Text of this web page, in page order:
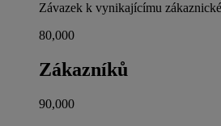
Závazek k vynikajícímu
80,000
Zákazníků
90,000